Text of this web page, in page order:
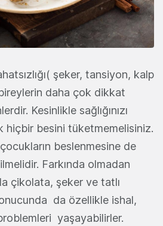
şeker, tansiyon, kalp
daha çok dikkat
Kesinlikle sağlığınızı
hiçbir besini tüketmemelisiniz.
beslenmesine de
Farkında olmadan
çikolata, şeker ve tatlı
da özellikle ishal,
yaşayabilirler.